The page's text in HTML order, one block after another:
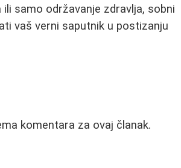
samo održavanje zdravlja, sobni
vaš verni saputnik u postizanju
komentara za ovaj članak.